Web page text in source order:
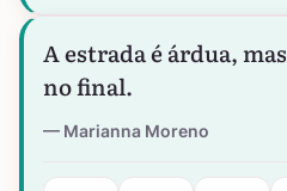
A estrada é árdua,
no final.
Marianna Moreno